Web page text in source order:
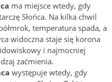
ma miejsce wtedy, gdy
Słońca. Na kilka chwil
temperatura spada, a
widoczna staje się korona
i najmocniej
zaćmienia.
występuje wtedy, gdy